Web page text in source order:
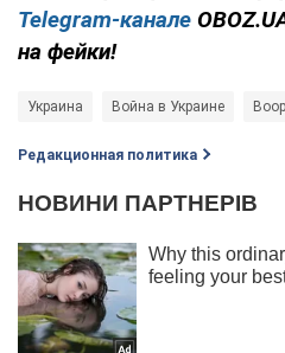
Telegram-канале
на фейки!
Украина Война в Украине
Редакционная политика